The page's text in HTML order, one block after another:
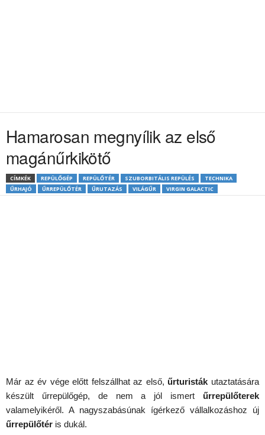
Hamarosan megnyílik az első
magánűrkikötő
CÍMKÉK REPÜLŐGÉP REPÜLŐTÉR SZUBORBITÁLIS REPÜLÉS
TECHNIKA
ŰRHAJÓ
ŰRREPÜLŐTÉR ŰRUTAZÁS VILÁGŰR VIRGIN GALACTIC
Már az év vége előtt felszállhat az első, űrturisták utaztatására
készült űrrepülőgép, de nem a jól ismert űrrepülőterek
valamelyikéről. A nagyszabásúnak ígérkező vállalkozáshoz új
űrrepülőtér is dukál.